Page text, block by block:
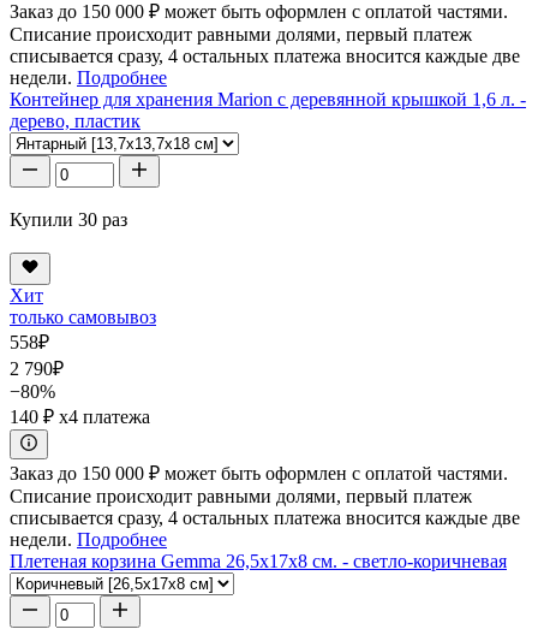
Заказ до 150 000 ₽ может быть оформлен с оплатой частями.
Списание происходит равными долями, первый платеж
списывается сразу, 4 остальных платежа вносится каждые две
недели. Подробнее
Контейнер для хранения Marion с деревянной крышкой 1,6 л. -
дерево, пластик
Купили 30 раз
Хит
только самовывоз
558₽
2 790₽
−80%
140 ₽ x4 платежа
Заказ до 150 000 ₽ может быть оформлен с оплатой частями.
Списание происходит равными долями, первый платеж
списывается сразу, 4 остальных платежа вносится каждые две
недели. Подробнее
Плетеная корзина Gemma 26,5x17x8 см. - светло-коричневая